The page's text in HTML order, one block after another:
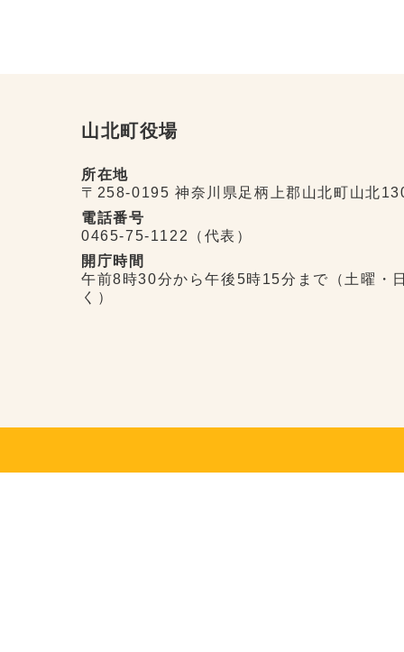
山北町役場
所在地
〒258-0195 神奈川県足柄上郡山北町山北
電話番号
0465-75-1122（代表）
開庁時間
午前8時30分から午後5時15分まで（土曜・
く）